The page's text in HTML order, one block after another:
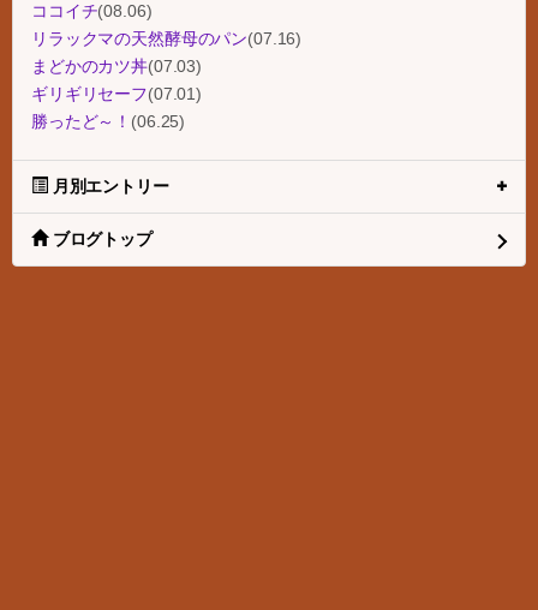
ココイチ(08.06)
リラックマの天然酵母のパン(07.16)
まどかのカツ丼(07.03)
ギリギリセーフ(07.01)
勝ったど～！ (06.25)
月別エントリー
ブログトップ